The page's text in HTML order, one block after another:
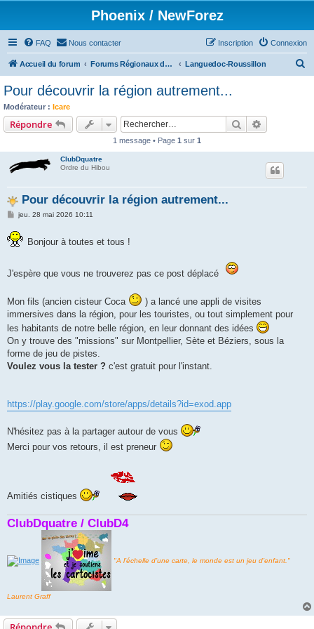
Phoenix / NewForez
FAQ Nous contacter Connexion
Inscription
Accueil du forum Forums Régionaux des Cistes Languedoc-Roussillon
Pour découvrir la région autrement...
Modérateur : Icare
Répondre Rechercher
1 message • Page 1 sur 1
ClubDquatre
Ordre du Hibou
Pour découvrir la région autrement...
M
s
s
a
jeu. 28 mai 2026 10:11
Bonjour à toutes et tous !
J'espère que vous ne trouverez pas ce post déplacé
Mon fils (ancien cisteur Coca
) a lancé une appli de visites
immersives dans la région, pour les touristes, ou tout simplement pour
les habitants de notre belle région, en leur donnant des idées
On y trouve des "missions" sur Montpellier, Sète et Béziers, sous la
forme de jeu de pistes.
Voulez vous la tester ? c'est gratuit pour l'instant.
https://play.google.com/store/apps/details?id=exod.app
N'hésitez pas à la partager autour de vous
Merci pour vos retours, il est preneur
Amitiés cistiques
ClubDquatre / ClubD4
"A l’échelle d’une carte, le monde est un jeu d’enfant."
Laurent Graff